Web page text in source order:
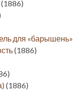
(1886)
для «барышень»
(1886)
(1886)